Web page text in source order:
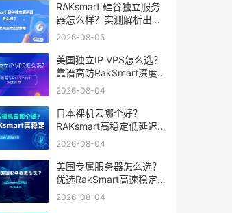
RAKsmart 硅谷独立服务
器怎么样？实测解析出海
业务选型参考
2026-08-05
美国独立IP VPS怎么选？
靠谱高防RakSmart深度
推荐
2026-08-04
日本裸机云哪个好？
RAKsmart高稳定低延迟
裸机云深度测评
2026-08-04
美国专属服务器怎么选？
优选RakSmart高速稳定
独立服务器
2026-08-04